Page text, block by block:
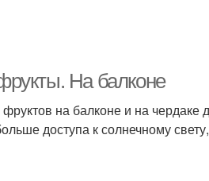
На балконе
на балконе и на чердаке
доступа к солнечному